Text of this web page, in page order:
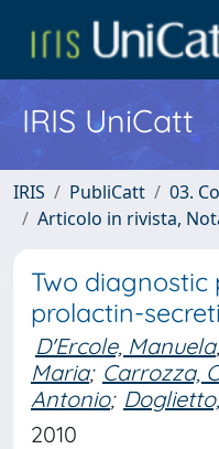
IRIS UniCatt
IRIS PubliCatt
03.
Articolo in rivista,
Two
prolactin-
D'Ercole, Manuela;
Maria; Carrozza,
Antonio;
2010